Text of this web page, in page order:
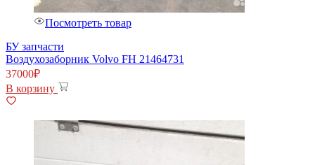
Посмотреть товар
БУ запчасти
Воздухозаборник Volvo FH 21464731
37000₽
В корзину